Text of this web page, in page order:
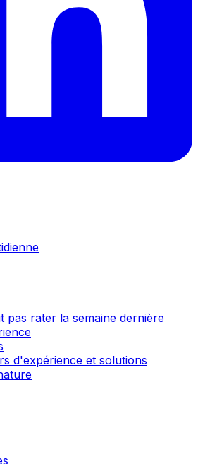
pas rater la semaine dernière
d'expérience et solutions